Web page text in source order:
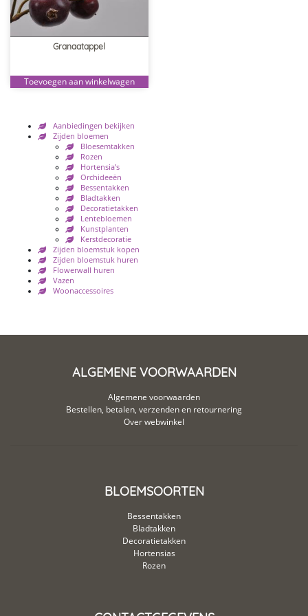
Aanbiedingen bekijken
Zijden bloemen
Bloesemtakken
Rozen
Hortensia’s
Orchideeën
Bessentakken
Bladtakken
Decoratietakken
Lentebloemen
Kunstplanten
Kerstdecoratie
Zijden bloemstuk kopen
Zijden bloemstuk huren
Flowerwall huren
Vazen
Woonaccessoires
Granaatappel
Toevoegen aan winkelwagen
ALGEMENE VOORWAARDEN
Algemene voorwaarden
Bestellen, betalen, verzenden en retournering
Over webwinkel
BLOEMSOORTEN
Bessentakken
Bladtakken
Decoratietakken
Hortensias
Rozen